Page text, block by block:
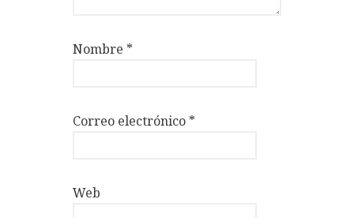
Nombre *
Correo electrónico *
Web